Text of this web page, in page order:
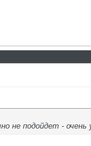
не подойдет - очень